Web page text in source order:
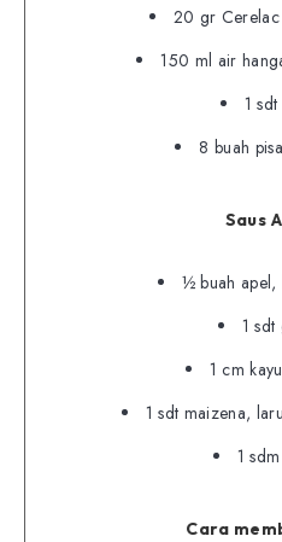
20 gr Cerelac
150 ml air
1
8 buah
Saus
½ buah apel,
1
1 cm
1 sdt maizena,
1
Cara